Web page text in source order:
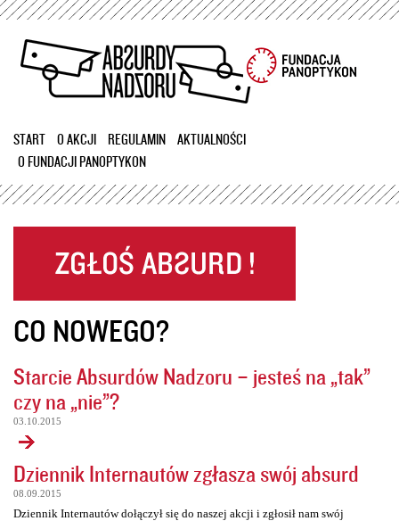
Przejdź
treści
START O AKCJI REGULAMIN
AKTUALNOŚCI
O FUNDACJI PANOPTYKON
CO NOWEGO?
Starcie Absurdów Nadzoru – jesteś na „tak”
czy na „nie”?
03.10.2015
Dziennik Internautów zgłasza swój absurd
08.09.2015
Dziennik Internautów dołączył się do naszej akcji i zgłosił nam swój